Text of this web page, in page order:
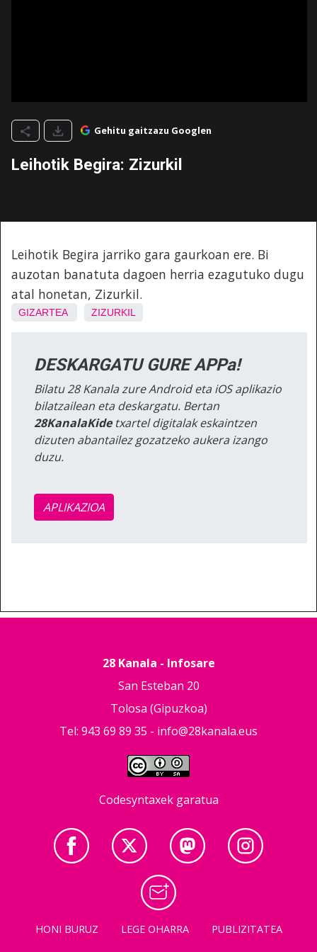
Gehitu gaitzazu Googlen
Leihotik Begira: Zizurkil
Leihotik Begira jarriko gara gaurkoan ere. Bi
auzotan banatuta dagoen herria ezagutuko dugu
atal honetan, Zizurkil.
GIZARTEA ZIZURKIL
DESKARGATU GURE APPa!
Bilatu 28 Kanala zure Android eta iOS aplikazio
bilatzailean eta deskargatu. Bertan
28KanalaKidetxartel digitalak eskaintzen
dizuten abantailez gozatzeko aukera izango
duzu.
APLIKAZIOA
28 Kanala - Infosare
San Esteban 20
Tolosa (Gipuzkoa)
Tel: 943 69 89 35 - info@28kanala.eus
Codesyntaxek garatua
HONI BURUZ LEGE OHARRA
PUBLIZITATEA